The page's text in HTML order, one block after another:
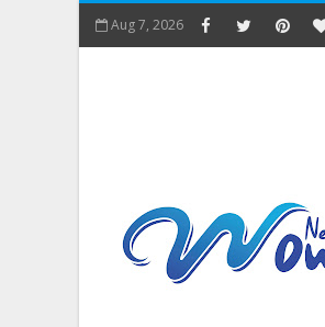
Aug 7, 2026